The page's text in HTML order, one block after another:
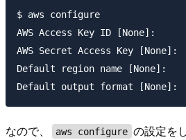
$ aws configure
AWS Access Key ID [None]:
AWS Secret Access Key [None]:
Default region name [None]:
なので、 aws configure の設定を